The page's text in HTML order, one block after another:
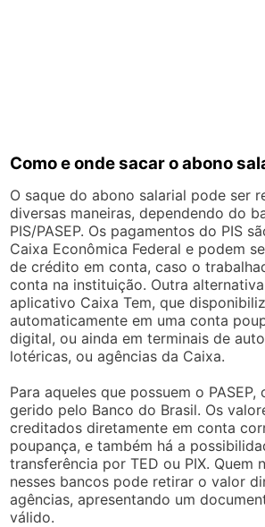
Como e onde sacar o abono
O saque do abono salarial pode ser
diversas maneiras, dependendo do
PIS/PASEP. Os pagamentos do PIS
Caixa Econômica Federal e podem
de crédito em conta, caso o
conta na instituição. Outra
aplicativo Caixa Tem, que
automaticamente em uma conta
digital, ou ainda em terminais de
lotéricas, ou agências da Caixa.
Para aqueles que possuem o
gerido pelo Banco do Brasil. Os
creditados diretamente em conta
poupança, e também há a
transferência por TED ou PIX. Quem
nesses bancos pode retirar o valor
agências, apresentando um
válido.